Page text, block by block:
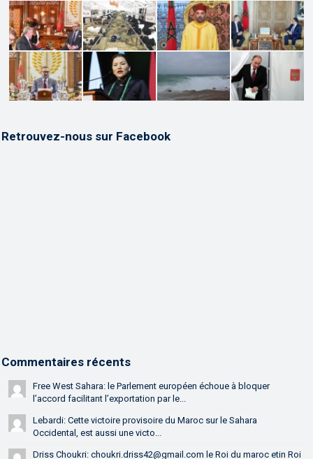
Retrouvez-nous sur Facebook
Commentaires récents
Free West Sahara: le Parlement européen échoue à bloquer
l’accord facilitant l’exportation par le...
Lebardi: Cette victoire provisoire du Maroc sur le Sahara
Occidental, est aussi une victo...
Driss Choukri: choukri.driss42@gmail.com le Roi du maroc etin Roi